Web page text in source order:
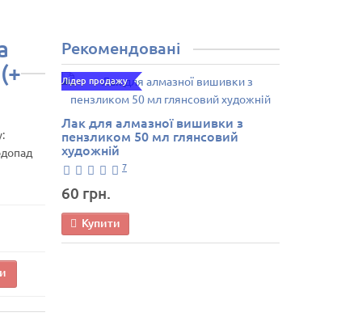
Рекомендовані
Лідер продажу
Лак для алмазної вишивки з
пензликом 50 мл глянсовий
художній
7
60 грн.
Купити